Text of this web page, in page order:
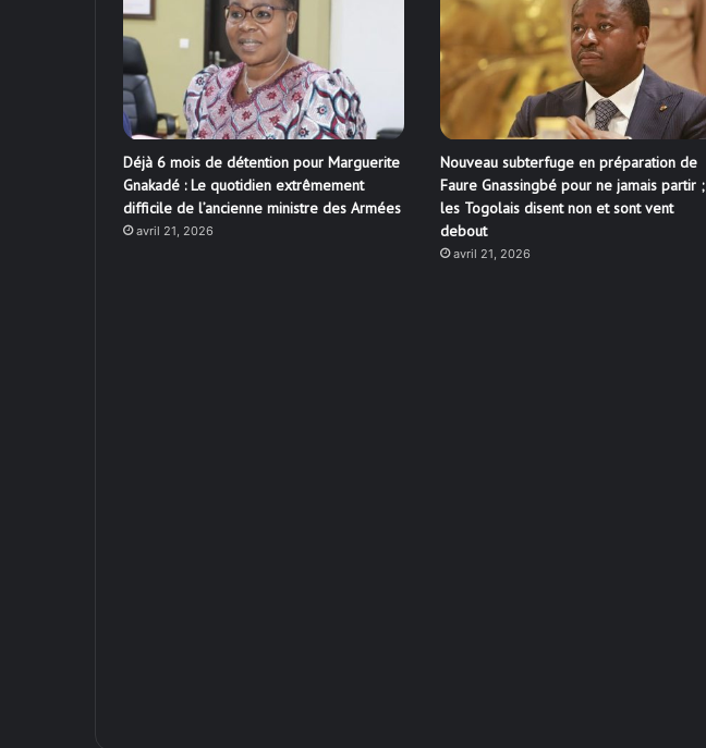
Déjà 6 mois de détention pour Marguerite
Gnakadé : Le quotidien extrêmement
difficile de l’ancienne ministre des Armées
avril 21, 2026
Nouveau subterfuge en préparation de
Faure Gnassingbé pour ne jamais partir ;
les Togolais disent non et sont vent
debout
avril 21, 2026